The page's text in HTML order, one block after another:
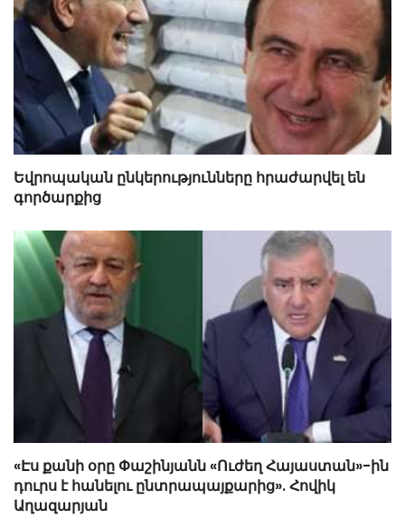
Եվրոպական ընկերությունները հրաժարվել են
գործարքից
«Էս քանի օրը Փաշինյանն «Ուժեղ Հայաստան»-ին
դուրս է հանելու ընտրապայքարից». Հովիկ
Աղազարյան